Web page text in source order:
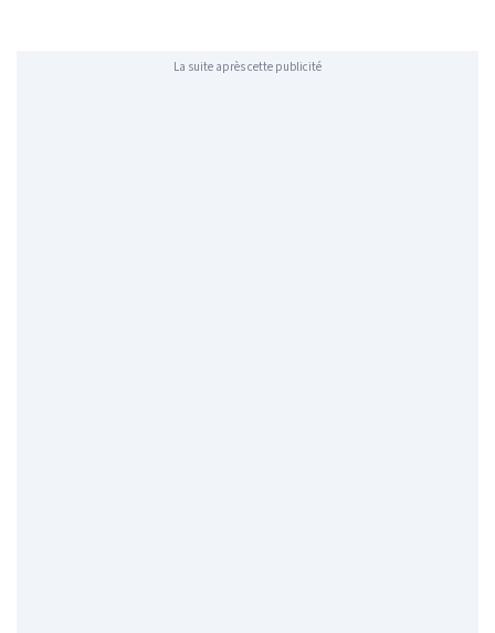
La suite après cette publicité